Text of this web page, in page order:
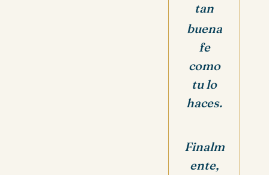
tan
buena
fe
como
tu lo
haces.
Finalm
ente,